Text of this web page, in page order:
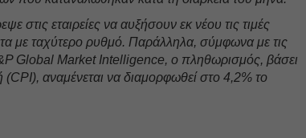
στις εταιρείες να αυξήσουν εκ νέου τις τιμές
με ταχύτερο ρυθμό. Παράλληλα, σύμφωνα με τις
Global Market Intelligence, ο πληθωρισμός, βάσει
αναμένεται να διαμορφωθεί στο 4,2% το